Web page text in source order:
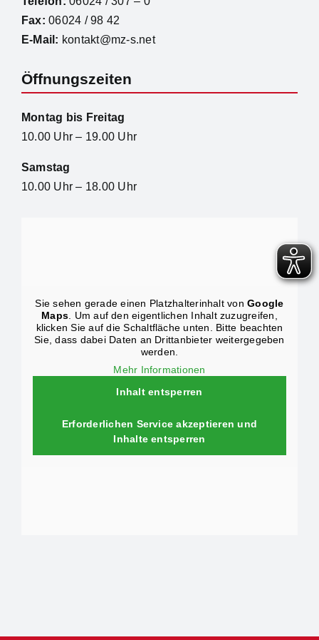
Sie sehen gerade einen Platzhalterinhalt vonGoogle
Maps . Um auf den eigentlichen Inhalt zuzugreifen,
klicken Sie auf die Schaltfläche unten. Bitte beachten
Sie, dass dabei Daten an Drittanbieter weitergegeben
werden.
Mehr Informationen
Inhalt entsperren
Erforderlichen Service akzeptieren und
Inhalte entsperren
Fax: 06024 / 98 42
E-Mail: kontakt@mz-s.net
Öffnungszeiten
Montag bis Freitag
10.00 Uhr – 19.00 Uhr
Samstag
10.00 Uhr – 18.00 Uhr